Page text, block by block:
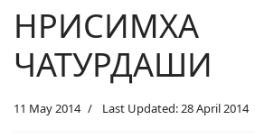
НРИСИМХА
ЧАТУРДАШИ
11 May 2014 Last Updated: 28 April 2014